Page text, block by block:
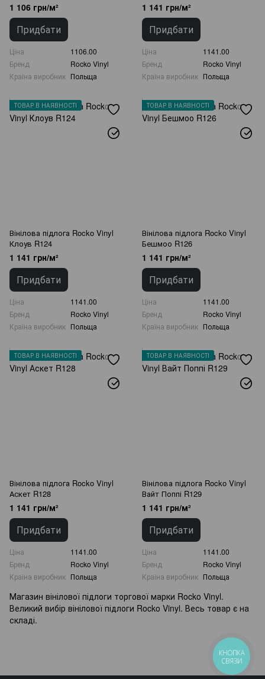
1 106 грн/м²
Придбати
Ціна
1106.00
Бренд
Rocko Vinyl
Країна виробник Польща
1 141 грн/м²
Придбати
Ціна
1141.00
Бренд
Rocko Vinyl
Країна виробник Польща
ТОВАР В НАЯВНОСТІ
Вінілова підлога Rocko Vinyl
Клоув R124
1 141 грн/м²
Придбати
Ціна
1141.00
Бренд
Rocko Vinyl
Країна виробник Польща
ТОВАР В НАЯВНОСТІ
Вінілова підлога Rocko Vinyl
Бешмоо R126
1 141 грн/м²
Придбати
Ціна
1141.00
Бренд
Rocko Vinyl
Країна виробник Польща
ТОВАР В НАЯВНОСТІ
Вінілова підлога Rocko Vinyl
Аскет R128
1 141 грн/м²
Придбати
Ціна
1141.00
Бренд
Rocko Vinyl
Країна виробник Польща
ТОВАР В НАЯВНОСТІ
Вінілова підлога Rocko Vinyl
Вайт Поппі R129
1 141 грн/м²
Придбати
Ціна
1141.00
Бренд
Rocko Vinyl
Країна виробник Польща
Магазин вінілової підлоги торгової марки Rocko Vinyl.
Великий вибір вінілової підлоги Rocko Vinyl. Весь товар є на
складі.
КНОПКА
СВЯЗИ